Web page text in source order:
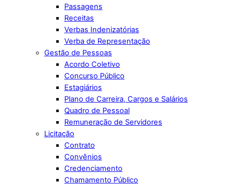
Passagens
Receitas
Verbas Indenizatórias
Verba de Representação
Gestão de Pessoas
Acordo Coletivo
Concurso Público
Estagiários
Plano de Carreira, Cargos e Salários
Quadro de Pessoal
Remuneração de Servidores
Licitação
Contrato
Convênios
Credenciamento
Chamamento Público